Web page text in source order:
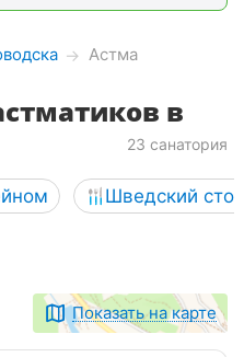
→ Астма
в
23 санатория
Шведский стол
Показать на карте